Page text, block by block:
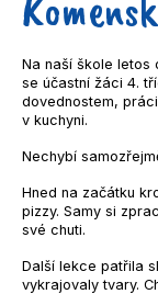
Na naší škole letos
se účastní žáci 4.
dovednostem,
v kuchyni.
Nechybí
Hned na začátku
pizzy. Samy si
své chuti.
Další lekce patřila
vykrajovaly tvary.